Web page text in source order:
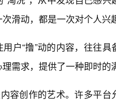
滑动，都是一次对个人兴
户“撸”动的内容，往往
需求，提供了一种即时的
内容创作的艺术。许多平